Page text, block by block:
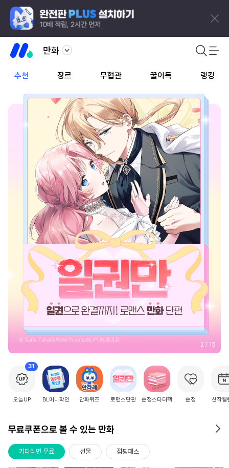
만화
추천 장르 무협관 꿀이득 랭킹
3 / 15
31
오늘UP BL머니확인 만화퀴즈 로맨스단편 순정스타터팩 순정 신작캘
무료쿠폰으로 볼 수 있는 만화
기다리면 무료 선물 점핑패스